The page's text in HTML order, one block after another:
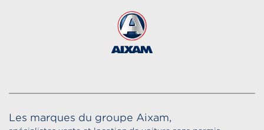
Les marques du groupe Aixam,